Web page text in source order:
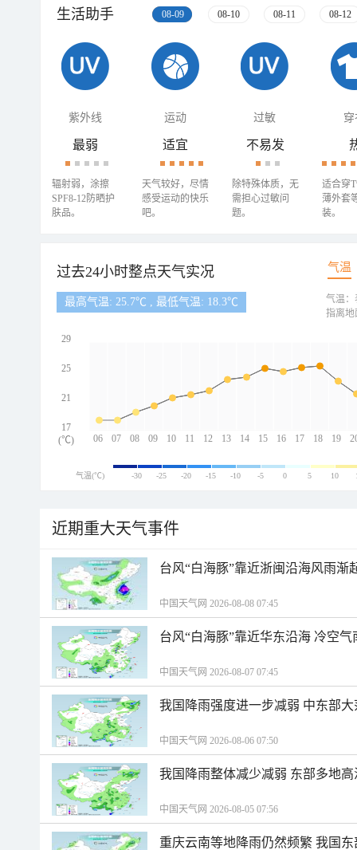
生活助手 08-09 08-10 08-11 08-12
紫外线 运动 过敏 穿
最弱
辐射弱，涂擦
SPF8-12防晒护
肤品。
适宜
天气较好，尽情
感受运动的快乐
吧。
不易发
除特殊体质，无
需担心过敏问
题。
适合穿
薄外套
装。
过去24小时整点天气实况 气温
最高气温: 25.7℃ , 最低气温: 18.3℃
06 07 08 09 10 11 12 13 14 15 16 17 18 19
29
25
21
17
(℃)
气温：
指离地
气温(℃) -30 -25 -20 -15 -10 -5 0 5 10
近期重大天气事件
台风“白海豚”靠近浙闽沿海风雨渐
中国天气网 2026-08-08 07:45
台风“白海豚”靠近华东沿海 冷空
中国天气网 2026-08-07 07:45
我国降雨强度进一步减弱 中东部
中国天气网 2026-08-06 07:50
我国降雨整体减少减弱 东部多地
中国天气网 2026-08-05 07:56
重庆云南等地降雨仍然频繁 我国